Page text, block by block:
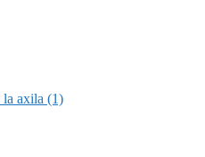
la axila (1)